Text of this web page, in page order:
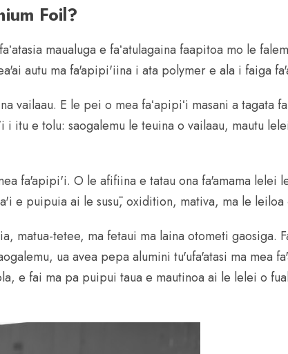
Foil?
maualuga e faʻatulagaina faapitoa mo le
autu ma fa'apipi'iina i ata polymer e ala i faiga
vailaau. E le pei o mea faʻapipiʻi masani a tagata
itu e tolu: saogalemu le teuina o vailaau, mautu
fa'apipi'i. O le afifiina e tatau ona fa'amama lelei
e puipuia ai le susū, oxidition, mativa, ma le leiloa
matua-tetee, ma fetaui ma laina otometi gaosiga.
ua avea pepa alumini tu'ufa'atasi ma mea
e fai ma pa puipui taua e mautinoa ai le lelei o